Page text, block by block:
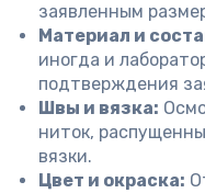
заявленным
Материал и
иногда и
подтверждения
Швы и вязка:
ниток,
вязки.
Цвет и окраска: